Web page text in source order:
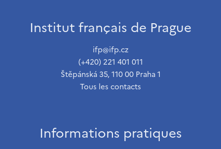
Institut français de Prague
ifp@ifp.cz
(+420) 221 401 011
Štěpánská 35, 110 00 Praha 1
Tous les contacts
Informations pratiques